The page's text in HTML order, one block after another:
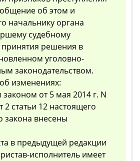
об этом и
начальнику органа
судебному
принятия решения в
уголовно-
законодательством.
изменениях:
от 5 мая 2014 г. N
2 статьи 12 настоящего
закона внесены
в предыдущей редакции
исполнитель имеет